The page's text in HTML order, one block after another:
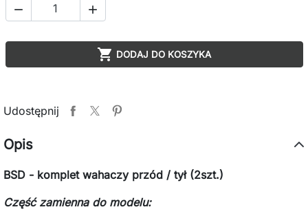
 
 DODAJ DO KOSZYKA
Udostępnij
Opis
BSD - komplet wahaczy przód / tył (2szt.)
Część zamienna do modelu: